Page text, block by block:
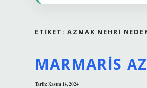
ETIKET: AZMAK NEHRI
MARMARIS
Tarih: Kasım 14, 2024